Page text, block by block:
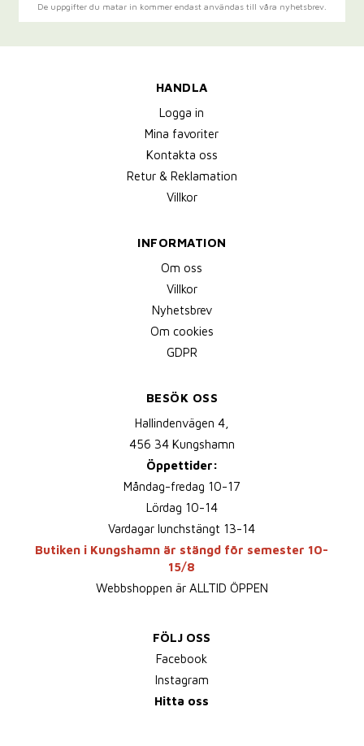
De uppgifter du matar in kommer endast användas till våra nyhetsbrev.
HANDLA
Logga in
Mina favoriter
Kontakta oss
Retur & Reklamation
Villkor
INFORMATION
Om oss
Villkor
Nyhetsbrev
Om cookies
GDPR
BESÖK OSS
Hallindenvägen 4,
456 34 Kungshamn
Öppettider:
Måndag-fredag 10-17
Lördag 10-14
Vardagar lunchstängt 13-14
Butiken i Kungshamn är stängd för semester 10-
15/8
Webbshoppen är ALLTID ÖPPEN
FÖLJ OSS
Facebook
Instagram
Hitta oss